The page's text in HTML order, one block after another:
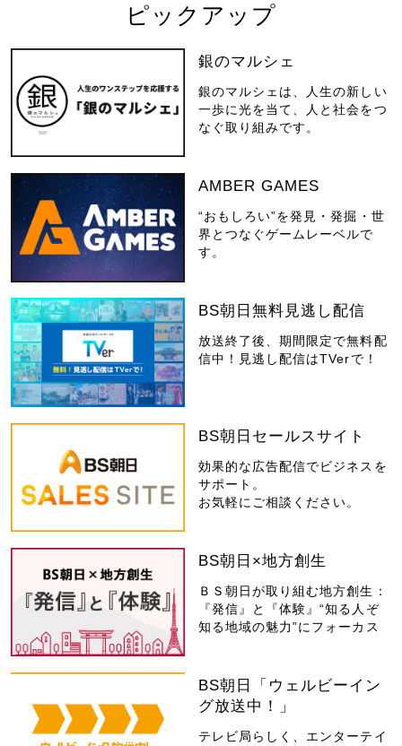
ピックアップ
銀のマルシェ
銀のマルシェは、人生の新しい
一歩に光を当て、人と社会をつ
なぐ取り組みです。
AMBER GAMES
“おもしろい”を発見・発掘・世
界とつなぐゲームレーベルで
す。
BS朝日無料見逃し配信
放送終了後、期間限定で無料配
信中！見逃し配信はTVerで！
BS朝日セールスサイト
効果的な広告配信でビジネスを
サポート。
お気軽にご相談ください。
BS朝日×地方創生
ＢＳ朝日が取り組む地方創生：
『発信』と『体験』“知る人ぞ
知る地域の魅力”にフォーカス
BS朝日「ウェルビーイン
グ放送中！」
テレビ局らしく、エンターテイ